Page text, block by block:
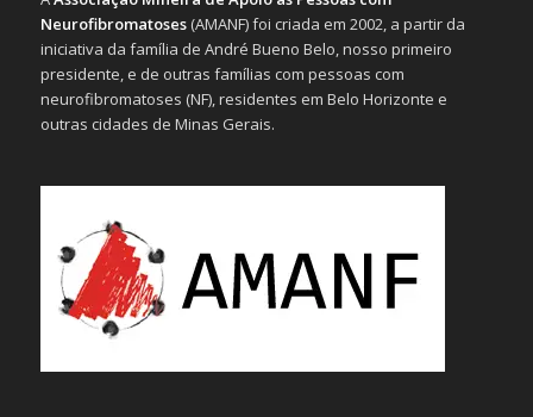
Neurofibromatoses(AMANF) foi criada em 2002, a partir da
iniciativa da família de André Bueno Belo, nosso primeiro
presidente, e de outras famílias com pessoas com
neurofibromatoses (NF), residentes em Belo Horizonte e
outras cidades de Minas Gerais.